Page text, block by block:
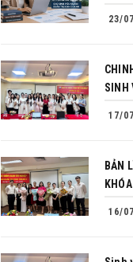
23/
SINH
17/
BẢN
16/